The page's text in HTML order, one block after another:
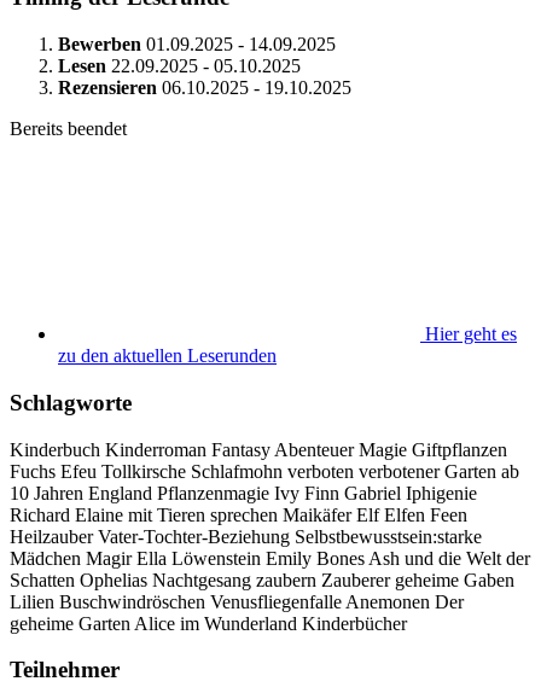
Bewerben 01.09.2025 - 14.09.2025
Lesen 22.09.2025 - 05.10.2025
Rezensieren 06.10.2025 - 19.10.2025
Bereits beendet
Hier geht es
zu den aktuellen Leserunden
Schlagworte
Kinderbuch Kinderroman Fantasy Abenteuer Magie Giftpflanzen
Fuchs Efeu Tollkirsche Schlafmohn verboten verbotener Garten ab
10 Jahren England Pflanzenmagie Ivy Finn Gabriel Iphigenie
Richard Elaine mit Tieren sprechen Maikäfer Elf Elfen Feen
Heilzauber Vater-Tochter-Beziehung Selbstbewusstsein:starke
Mädchen Magir Ella Löwenstein Emily Bones Ash und die Welt der
Schatten Ophelias Nachtgesang zaubern Zauberer geheime Gaben
Lilien Buschwindröschen Venusfliegenfalle Anemonen Der
geheime Garten Alice im Wunderland Kinderbücher
Teilnehmer